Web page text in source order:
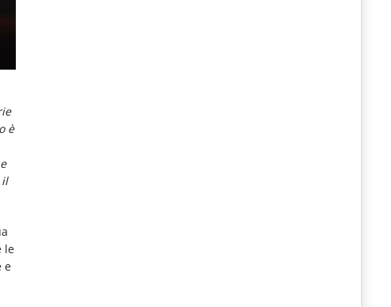
è
il
le
e